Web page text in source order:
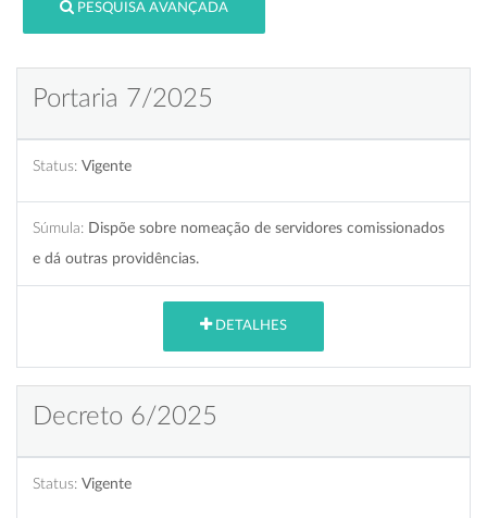
PESQUISA AVANÇADA
Portaria 7/2025
Status: Vigente
Súmula: Dispõe sobre nomeação de servidores comissionados
e dá outras providências.
DETALHES
Decreto 6/2025
Status: Vigente